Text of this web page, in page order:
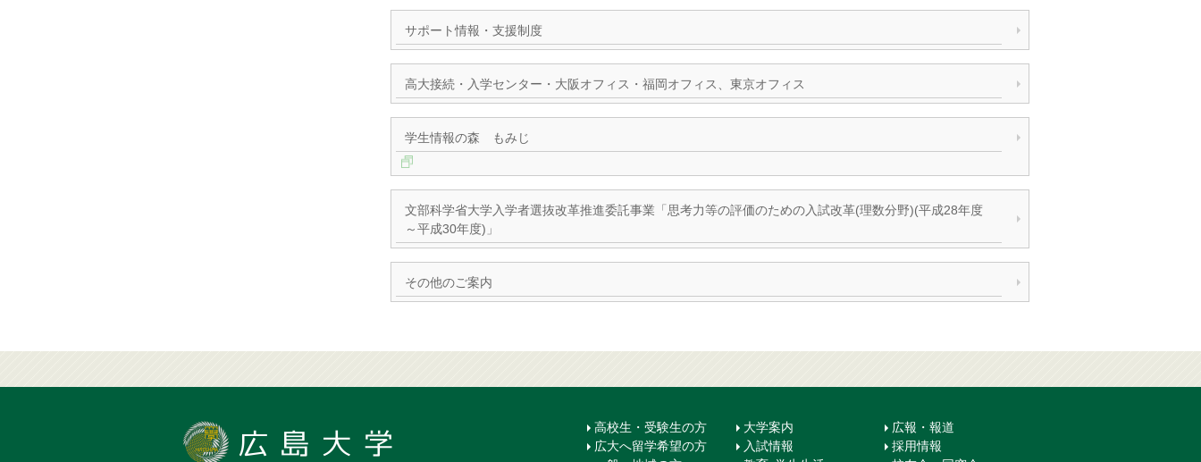
サポート情報・支援制度
高大接続・入学センター・大阪オフィス・福岡オフィス、東京オフィス
学生情報の森 もみじ
文部科学省大学入学者選抜改革推進委託事業「思考力等の評価のための入試改革(理数分野)(平成28年度
～平成30年度)」
その他のご案内
高校生・受験生の方
広大へ留学希望の方
大学案内
入試情報
広報・報道
採用情報